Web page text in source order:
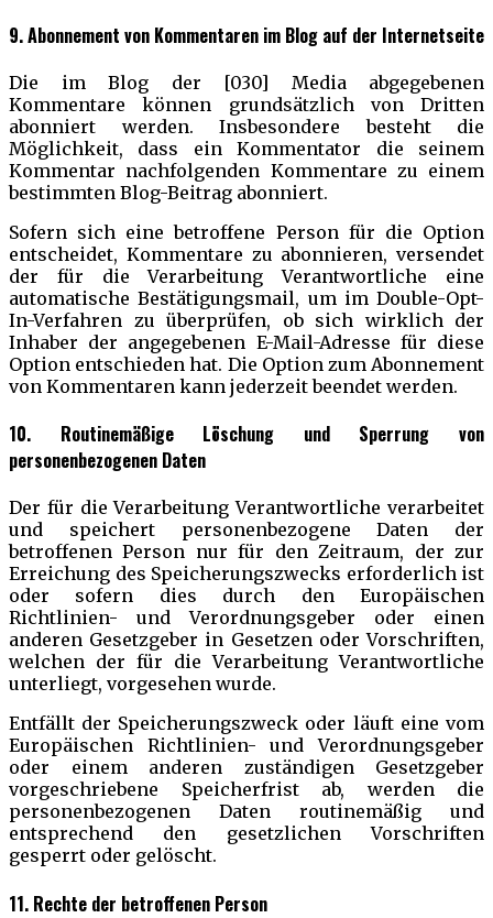
9. Abonnement von Kommentaren im Blog auf der Internetseite
Die im Blog der [030] Media abgegebenen
Kommentare können grundsätzlich von Dritten
abonniert werden. Insbesondere besteht die
Möglichkeit, dass ein Kommentator die seinem
Kommentar nachfolgenden Kommentare zu einem
bestimmten Blog-Beitrag abonniert.
Sofern sich eine betroffene Person für die Option
entscheidet, Kommentare zu abonnieren, versendet
der für die Verarbeitung Verantwortliche eine
automatische Bestätigungsmail, um im Double-Opt-
In-Verfahren zu überprüfen, ob sich wirklich der
Inhaber der angegebenen E-Mail-Adresse für diese
Option entschieden hat. Die Option zum Abonnement
von Kommentaren kann jederzeit beendet werden.
10. Routinemäßige Löschung und Sperrung von
personenbezogenen Daten
Der für die Verarbeitung Verantwortliche verarbeitet
und speichert personenbezogene Daten der
betroffenen Person nur für den Zeitraum, der zur
Erreichung des Speicherungszwecks erforderlich ist
oder sofern dies durch den Europäischen
Richtlinien- und Verordnungsgeber oder einen
anderen Gesetzgeber in Gesetzen oder Vorschriften,
welchen der für die Verarbeitung Verantwortliche
unterliegt, vorgesehen wurde.
Entfällt der Speicherungszweck oder läuft eine vom
Europäischen Richtlinien- und Verordnungsgeber
oder einem anderen zuständigen Gesetzgeber
vorgeschriebene Speicherfrist ab, werden die
personenbezogenen Daten routinemäßig und
entsprechend den gesetzlichen Vorschriften
gesperrt oder gelöscht.
11. Rechte der betroffenen Person